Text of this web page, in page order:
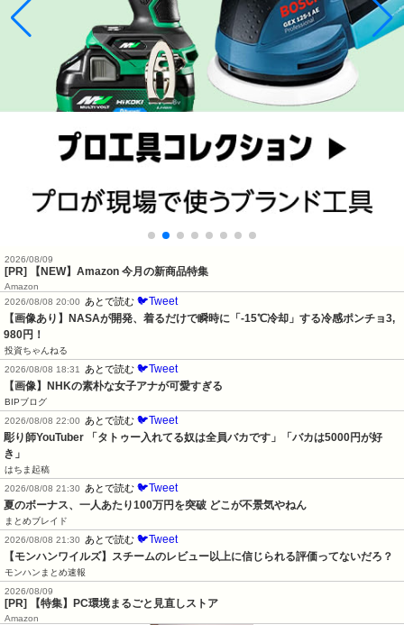
2026/08/09
[PR] 【NEW】Amazon 今月の新商品特集
Amazon
2026/08/08 20:00
あとで読む 🐦Tweet
【画像あり】NASAが開発、着るだけで瞬時に「-15℃冷却」する冷感ポンチョ3,
980円！
投資ちゃんねる
2026/08/08 18:31
あとで読む 🐦Tweet
【画像】NHKの素朴な女子アナが可愛すぎる
BIPブログ
2026/08/08 22:00
あとで読む 🐦Tweet
彫り師YouTuber 「タトゥー入れてる奴は全員バカです」「バカは5000円が好
き」
はちま起稿
2026/08/08 21:30
あとで読む 🐦Tweet
夏のボーナス、一人あたり100万円を突破 どこが不景気やねん
まとめブレイド
2026/08/08 21:30
あとで読む 🐦Tweet
【モンハンワイルズ】スチームのレビュー以上に信じられる評価ってないだろ？
モンハンまとめ速報
2026/08/09
[PR] 【特集】PC環境まるごと見直しストア
Amazon